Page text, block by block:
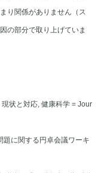
り関係がありません（ス
の部分で取り上げていま
状と対応, 健康科学 = Jour
に関する円卓会議ワーキ